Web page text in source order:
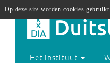
Het instituut
Op deze site worden cookies